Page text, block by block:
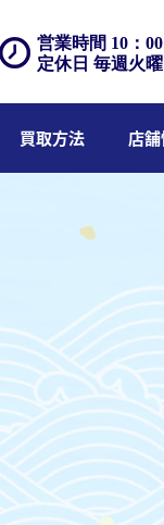
営業時間 10：
定休日 毎週火
買取方法 店